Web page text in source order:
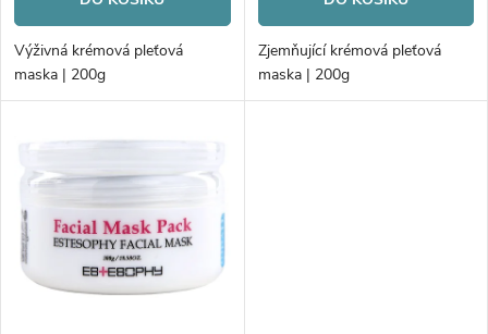
d
u
k
t
ů
o
d
k
t
ů
Výživná krémová pleťová
maska | 200g
Zjemňující krémová pleťová
maska | 200g